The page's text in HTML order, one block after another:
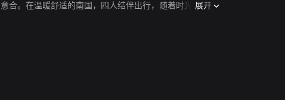
合。在温暖舒适的南国，四人结伴出行，随着时光一点点
展开